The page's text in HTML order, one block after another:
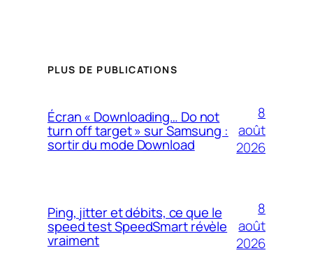
PLUS DE PUBLICATIONS
Écran « Downloading… Do not
turn off target » sur Samsung :
sortir du mode Download
8
août
2026
Ping, jitter et débits, ce que le
speed test SpeedSmart révèle
vraiment
8
août
2026